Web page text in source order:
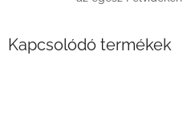
Kapcsolódó termékek